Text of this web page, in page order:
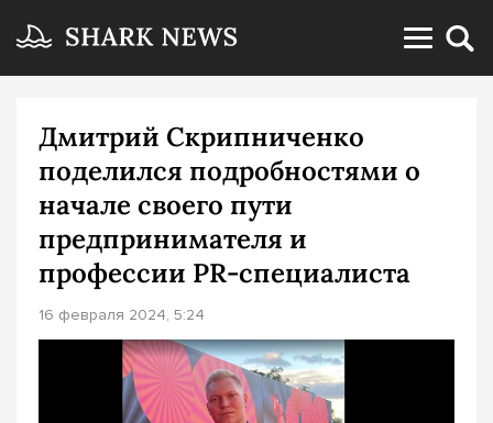
Дмитрий Скрипниченко
поделился подробностями о
начале своего пути
предпринимателя и
профессии PR-специалиста
16 февраля 2024, 5:24